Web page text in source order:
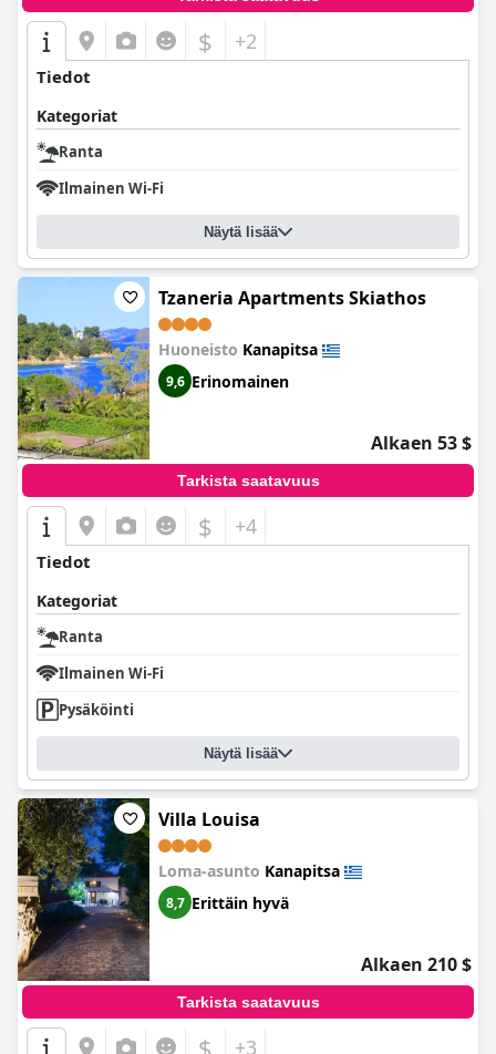
$ +2
Tiedot
Kategoriat
Ranta
Ilmainen Wi-Fi
Näytä lisää
Tzaneria Apartments Skiathos
Huoneisto Kanapitsa
9,6 Erinomainen
Alkaen 53 $
Tarkista saatavuus
$ +4
Tiedot
Kategoriat
Ranta
Ilmainen Wi-Fi
Pysäköinti
Näytä lisää
Villa Louisa
Loma-asunto Kanapitsa
8,7 Erittäin hyvä
Alkaen 210 $
Tarkista saatavuus
$ +3